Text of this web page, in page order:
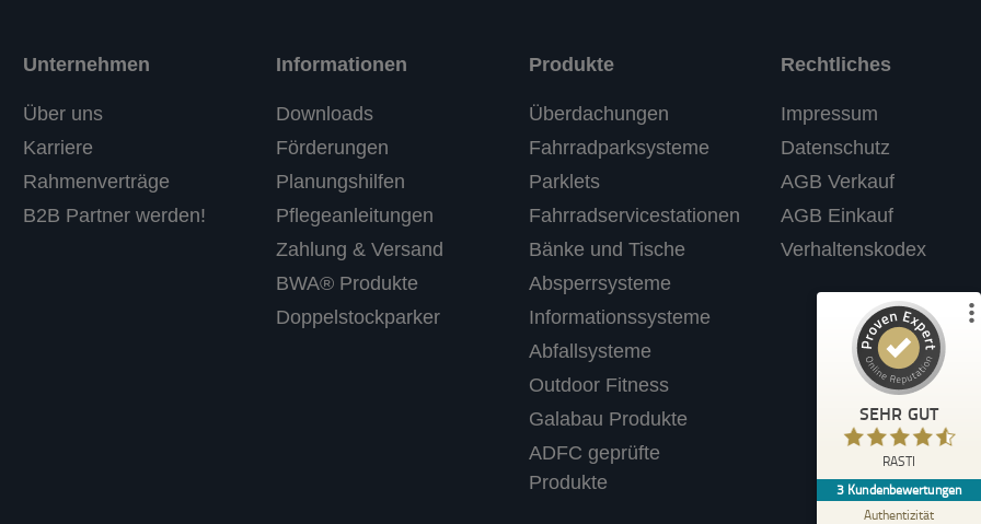
Unternehmen
Über uns
Karriere
Rahmenverträge
B2B Partner werden!
Informationen
Downloads
Förderungen
Planungshilfen
Pflegeanleitungen
Zahlung & Versand
BWA® Produkte
Doppelstockparker
Produkte
Überdachungen
Fahrradparksysteme
Parklets
Fahrradservicestationen
Bänke und Tische
Absperrsysteme
Informationssysteme
Abfallsysteme
Outdoor Fitness
Galabau Produkte
ADFC geprüfte
Produkte
Rechtliches
Impressum
Datenschutz
AGB Verkauf
AGB Einkauf
Verhaltenskodex
SEHR GUT
RASTI
3 Kundenbewertungen
Authentizität
RASTI
100
%
Empfehlungen auf
ProvenExpert.com
Bewertungen auf ProvenExpert.com
Erfahren Sie mehr über dieses Bewertungssiegel
Anonym
Supermarkt einen Fahrradständer mit
Werbetafel gekauft.